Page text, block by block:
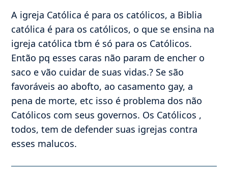
A igreja Católica é para os católicos, a Biblia
católica é para os católicos, o que se ensina na
igreja católica tbm é só para os Católicos.
Então pq esses caras não param de encher o
saco e vão cuidar de suas vidas.? Se são
favoráveis ao abofto, ao casamento gay, a
pena de morte, etc isso é problema dos não
Católicos com seus governos. Os Católicos ,
todos, tem de defender suas igrejas contra
esses malucos.